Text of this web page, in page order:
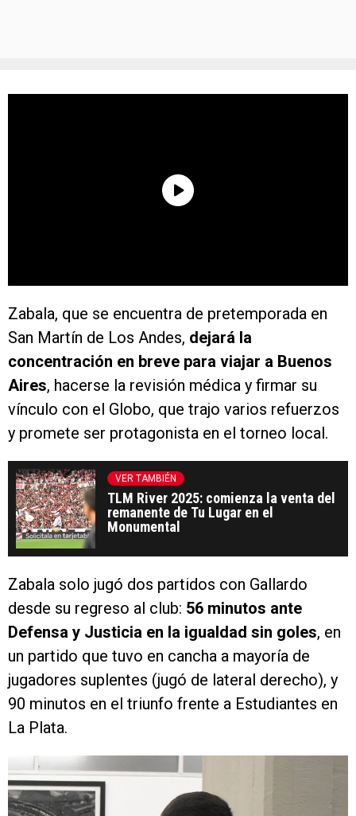
Zabala, que se encuentra de pretemporada en
San Martín de Los Andes, dejará la
concentración en breve para viajar a Buenos
Aires, hacerse la revisión médica y firmar su
vínculo con el Globo, que trajo varios refuerzos
y promete ser protagonista en el torneo local.
VER TAMBIÉN
TLM River 2025: comienza la venta del
remanente de Tu Lugar en el
Monumental
Zabala solo jugó dos partidos con Gallardo
desde su regreso al club: 56 minutos ante
Defensa y Justicia en la igualdad sin goles, en
un partido que tuvo en cancha a mayoría de
jugadores suplentes (jugó de lateral derecho), y
90 minutos en el triunfo frente a Estudiantes en
La Plata.